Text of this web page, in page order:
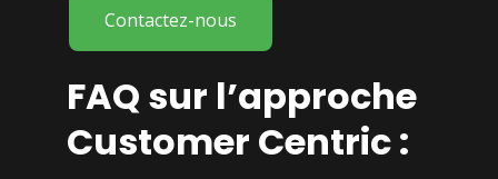
Contactez-nous
FAQ sur l’approche
Customer Centric :